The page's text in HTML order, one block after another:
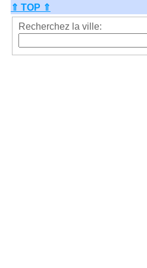
⇑ TOP ⇑
Recherchez la ville: